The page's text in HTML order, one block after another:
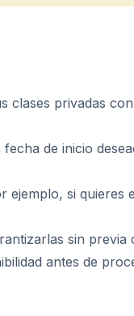
privadas
de inicio
si quieres
sin
antes de